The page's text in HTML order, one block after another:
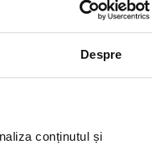
Despre
conținutul și
12'